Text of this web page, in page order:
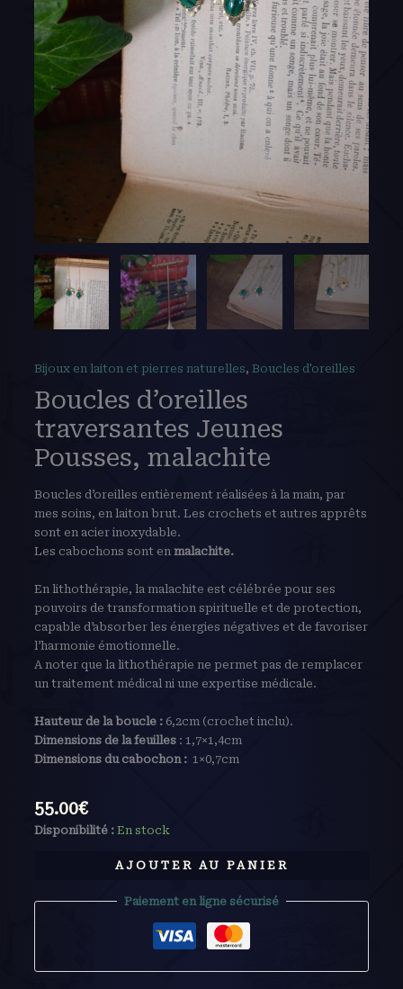
Bijoux en laiton et pierres naturelles, Boucles d'oreilles
Boucles d’oreilles
traversantes Jeunes
Pousses, malachite
Boucles d’oreilles entièrement réalisées à la main, par
mes soins, en laiton brut. Les crochets et autres apprêts
sont en acier inoxydable.
Les cabochons sont en malachite.
En lithothérapie, la malachite est célébrée pour ses
pouvoirs de transformation spirituelle et de protection,
capable d’absorber les énergies négatives et de favoriser
l’harmonie émotionnelle.
A noter que la lithothérapie ne permet pas de remplacer
un traitement médical ni une expertise médicale.
Hauteur de la boucle : 6,2cm (crochet inclu).
Dimensions de la feuilles: 1,7×1,4cm
Dimensions du cabochon :1×0,7cm
55.00€
Disponibilité : En stock
AJOUTER AU PANIER
Paiement en ligne sécurisé